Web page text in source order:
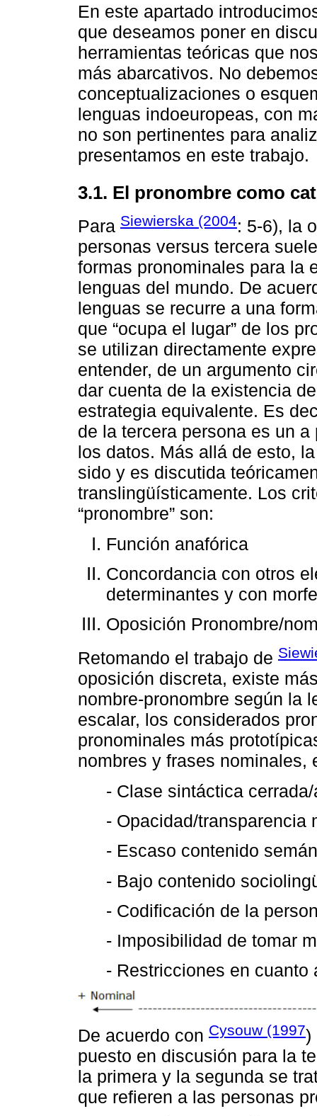
En este apartado
que deseamos poner en
herramientas teóricas que
más abarcativos. No
conceptualizaciones o
lenguas indoeuropeas, con
no son pertinentes para
presentamos en este trabajo.
3.1. El pronombre como
Para Siewierska (2004: 5-6), la
personas versus tercera
formas pronominales para la
lenguas del mundo. De
lenguas se recurre a una
que “ocupa el lugar” de los
se utilizan directamente
entender, de un argumento
dar cuenta de la existencia
estrategia equivalente. Es
de la tercera persona es un
los datos. Más allá de esto,
sido y es discutida
translingüísticamente. Los
“pronombre” son:
Función anafórica
Concordancia con otros
determinantes y con
Oposición Pronombre/
Retomando el trabajo de
oposición discreta, existe
nombre-pronombre según la
escalar, los considerados
pronominales más
nombres y frases nominales,
- Clase sintáctica
- Opacidad/transparencia
- Escaso contenido
- Bajo contenido
- Codificación de la
- Imposibilidad de tomar
- Restricciones en cuanto
De acuerdo con Cysouw (1997)
puesto en discusión para la
la primera y la segunda se
que refieren a las personas